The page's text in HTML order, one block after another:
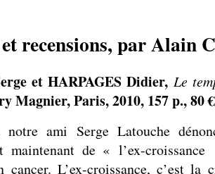
recensions, par Alain
et HARPAGES Didier, Le
Magnier, Paris, 2010, 157 p., 80
notre ami Serge Latouche
maintenant de « l’ex-
cancer. L’ex-croissance, c’est la